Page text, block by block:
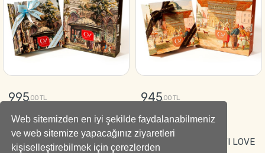
Web sitemizden en iyi şekilde faydalanabilmeniz
ve web sitemize yapacağınız ziyaretleri
kişiselleştirebilmek için çerezlerden
995,00 TL
GÖNDER
945,00 TL
Fetih Lezzeti Hediyelik
Tutkunun Sembolü–“I LOVE